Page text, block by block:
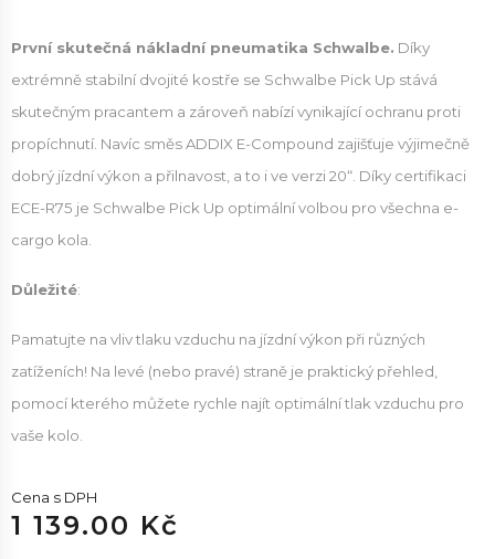
První skutečná nákladní pneumatika Schwalbe. Díky
extrémně stabilní dvojité kostře se Schwalbe Pick Up stává
skutečným pracantem a zároveň nabízí vynikající ochranu proti
propíchnutí. Navíc směs ADDIX E-Compound zajišťuje výjimečně
dobrý jízdní výkon a přilnavost, a to i ve verzi 20“. Díky certifikaci
ECE-R75 je Schwalbe Pick Up optimální volbou pro všechna e-
cargo kola.
Důležité:
Pamatujte na vliv tlaku vzduchu na jízdní výkon při různých
zatíženích! Na levé (nebo pravé) straně je praktický přehled,
pomocí kterého můžete rychle najít optimální tlak vzduchu pro
vaše kolo.
Cena s DPH
1 139.00 Kč